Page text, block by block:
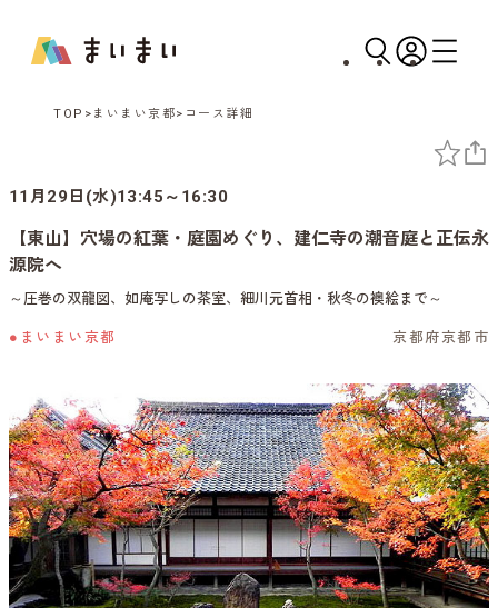
TOP まいまい京都 コース詳細
11月29日(水)13:45～16:30
【東山】穴場の紅葉・庭園めぐり、建仁寺の潮音庭と正伝永
源院へ
～圧巻の双龍図、如庵写しの茶室、細川元首相・秋冬の襖絵まで～
●まいまい京都 京都府京都市